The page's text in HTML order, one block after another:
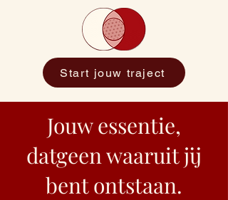
Start jouw traject
Jouw essentie,
datgeen waaruit jij
bent ontstaan.